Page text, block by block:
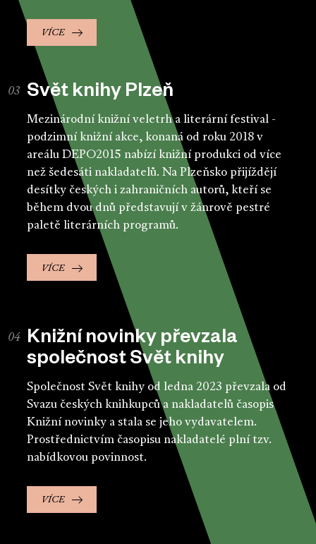
VÍCE
Svět knihy Plzeň
Mezinárodní knižní veletrh a literární festival -
podzimní knižní akce, konaná od roku 2018 v
areálu DEPO2015 nabízí knižní produkci od více
než šedesáti nakladatelů. Na Plzeňsko přijíždějí
desítky českých i zahraničních autorů, kteří se
během dvou dnů představují v žánrově pestré
paletě literárních programů.
VÍCE
Knižní novinky převzala
společnost Svět knihy
Společnost Svět knihy od ledna 2023 převzala od
Svazu českých knihkupců a nakladatelů časopis
Knižní novinky a stala se jeho vydavatelem.
Prostřednictvím časopisu nakladatelé plní tzv.
nabídkovou povinnost.
VÍCE